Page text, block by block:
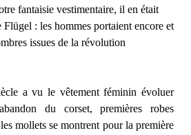
fantaisie vestimentaire, il en était
Flügel : les hommes portaient encore et
issues de la révolution
a vu le vêtement féminin évoluer
du corset, premières robes
mollets se montrent pour la première